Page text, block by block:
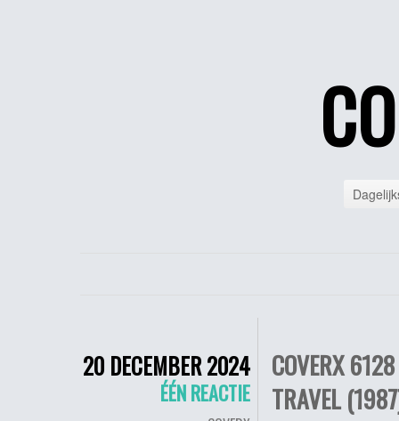
20 DECEMBER 2024
ÉÉN REACTIE
COVERX
TRAVEL